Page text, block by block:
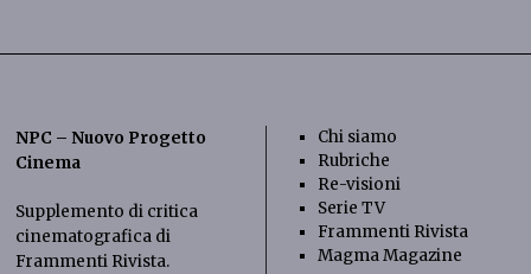
NPC – Nuovo Progetto
Cinema
Supplemento di critica
cinematografica di
Frammenti Rivista.
Chi siamo
Rubriche
Re-visioni
Serie TV
Frammenti Rivista
Magma Magazine